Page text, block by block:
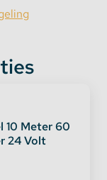
10 Meter 60
24 Volt